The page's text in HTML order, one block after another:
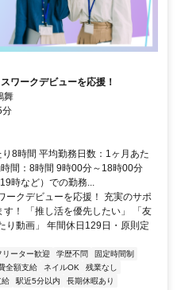
ワークデビューを応援！
舞
分
8時間 平均勤務日数：1ヶ月あた
間：8時間 9時00分～18時00分
時など）での勤務...
ークデビューを応援！ 充実のサポ
！ 「推し活を優先したい」 「友
り動画」 年間休日129日・原則定
リーター歓迎 学歴不問
固定時間制
全額支給 ネイルOK
残業なし
給 駅近5分以内
長期休暇あり